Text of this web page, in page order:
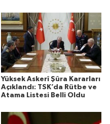
Yüksek Askerî Şûra Kararları
Açıklandı: TSK’da Rütbe ve
Atama Listesi Belli Oldu